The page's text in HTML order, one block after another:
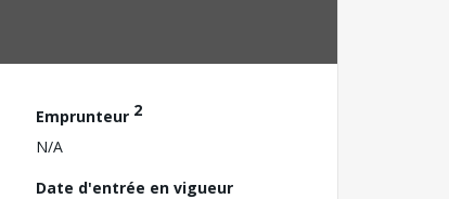
Emprunteur 2
N/A
Date d'entrée en vigueur